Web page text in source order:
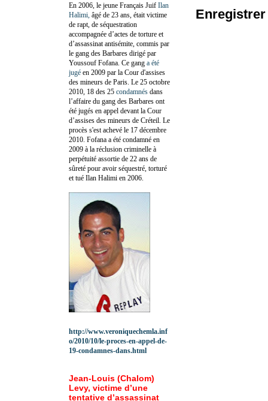
En 2006, le jeune Français Juif Ilan
Halimi, âgé de 23 ans, était victime
de rapt, de séquestration
accompagnée d’actes de torture et
d’assassinat antisémite, commis par
le gang des Barbares dirigé par
Youssouf Fofana. Ce gang a été
jugé en 2009 par la Cour d'assises
des mineurs de Paris. Le 25 octobre
2010, 18 des 25 condamnés dans
l’affaire du gang des Barbares ont
été jugés en appel devant la Cour
d’assises des mineurs de Créteil. Le
procès s'est achevé le 17 décembre
2010. Fofana a été condamné en
2009 à la réclusion criminelle à
perpétuité assortie de 22 ans de
sûreté pour avoir séquestré, torturé
et tué Ilan Halimi en 2006.
http://www.veroniquechemla.inf
o/2010/10/le-proces-en-appel-de-
19-condamnes-dans.html
Jean-Louis (Chalom)
Levy, victime d’une
tentative d’assassinat